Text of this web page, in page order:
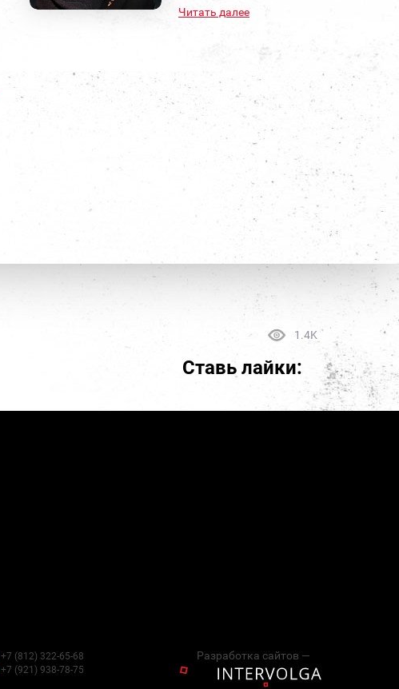
Читать далее
1.4K
Ставь лайки:
+7 (812) 322-65-68
+7 (921) 938-78-75
Разработка сайтов —